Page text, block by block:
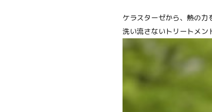
ケラスターゼから、熱の力
洗い流さないトリートメン